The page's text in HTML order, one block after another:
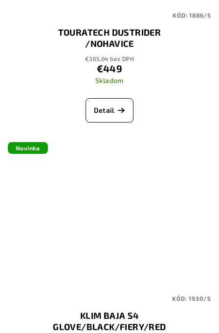
TOURATECH DUSTRIDER
/NOHAVICE
€365,04 bez DPH
€449
Skladom
Detail
KÓD:1886/S
Novinka
KLIM BAJA S4
GLOVE/BLACK/FIERY/RED
KÓD:1930/S